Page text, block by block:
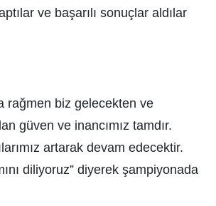
ve başarılı sonuçlar aldılar
rağmen biz gelecekten ve
güven ve inancımız tamdır.
artarak devam edecektir.
diliyoruz” diyerek şampiyonada